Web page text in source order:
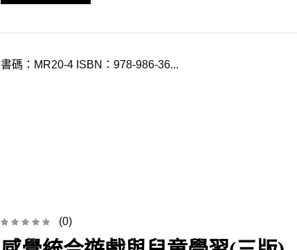
書碼：MR20-4 ISBN：978-986-36...
(0)